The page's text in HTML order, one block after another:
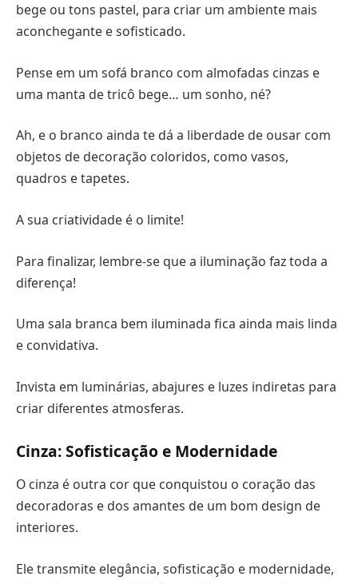
bege ou tons pastel, para criar um ambiente mais
aconchegante e sofisticado.
Pense em um sofá branco com almofadas cinzas e
uma manta de tricô bege… um sonho, né?
Ah, e o branco ainda te dá a liberdade de ousar com
objetos de decoração coloridos, como vasos,
quadros e tapetes.
A sua criatividade é o limite!
Para finalizar, lembre-se que a iluminação faz toda a
diferença!
Uma sala branca bem iluminada fica ainda mais linda
e convidativa.
Invista em luminárias, abajures e luzes indiretas para
criar diferentes atmosferas.
Cinza: Sofisticação e Modernidade
O cinza é outra cor que conquistou o coração das
decoradoras e dos amantes de um bom design de
interiores.
Ele transmite elegância, sofisticação e modernidade,